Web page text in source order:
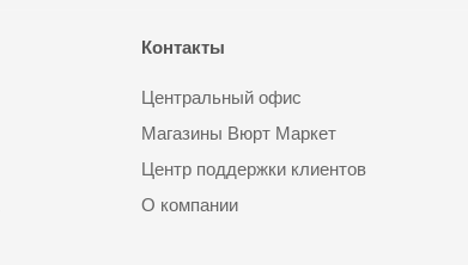
Контакты
Центральный офис
Магазины Вюрт Маркет
Центр поддержки клиентов
О компании